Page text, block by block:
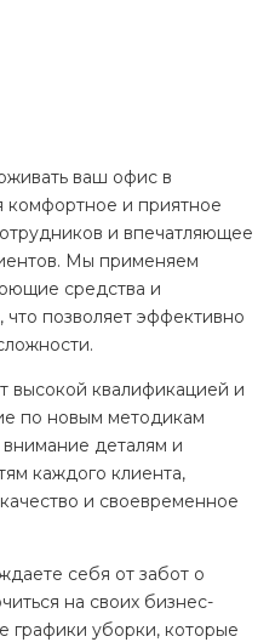
ваш офис в
комфортное и приятное
и впечатляющее
Мы применяем
средства и
позволяет эффективно
высокой квалификацией и
по новым методикам
деталям и
каждого клиента,
и своевременное
себя от забот о
на своих бизнес-
графики уборки, которые